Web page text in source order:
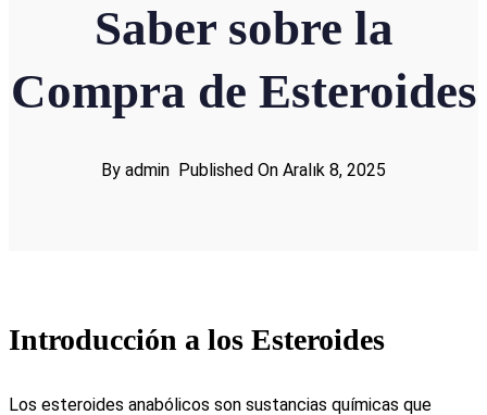
Saber sobre la
Compra de Esteroides
By admin Published On Aralık 8, 2025
Introducción a los Esteroides
Los esteroides anabólicos son sustancias químicas que